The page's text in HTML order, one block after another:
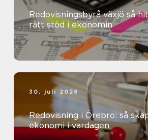
Redovisningsbyrå växjö så hittar företag
rätt stöd i ekonomin
30. juli 2026
Redovisning i Örebro: så
ekonomi i vardagen